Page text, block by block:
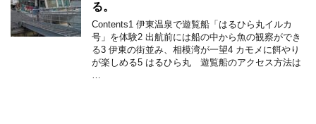
る。
Contents1 伊東温泉で遊覧船「はるひら丸イルカ
号」を体験2 出航前には船の中から魚の観察ができ
る3 伊東の街並み、相模湾が一望4 カモメに餌やり
が楽しめる5 はるひら丸 遊覧船のアクセス方法は
…